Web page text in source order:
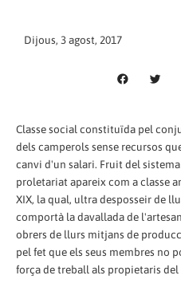
Dijous, 3 agost, 2017
Classe social constituïda pel
dels camperols sense recursos
canvi d'un salari. Fruit del
proletariat apareix com a classe
XIX, la qual, ultra desposseir de
comportà la davallada de
obrers de llurs mitjans de
pel fet que els seus membres no
força de treball als propietaris del